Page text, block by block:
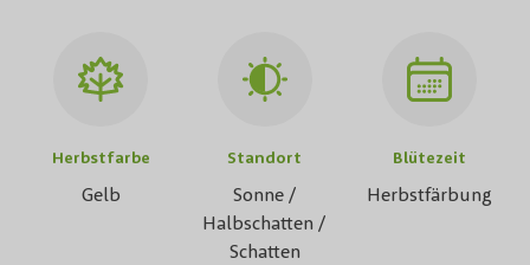
Herbstfarbe
Gelb
Standort
Sonne /
Halbschatten /
Schatten
Blütezeit
Herbstfärbung